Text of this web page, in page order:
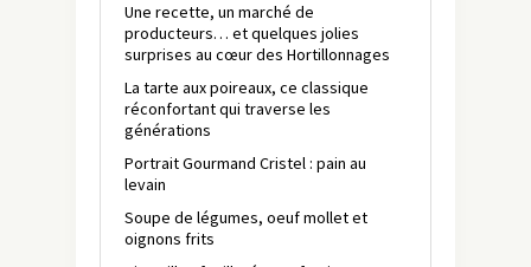
Une recette, un marché de
producteurs… et quelques jolies
surprises au cœur des Hortillonnages
La tarte aux poireaux, ce classique
réconfortant qui traverse les
générations
Portrait Gourmand Cristel : pain au
levain
Soupe de légumes, oeuf mollet et
oignons frits